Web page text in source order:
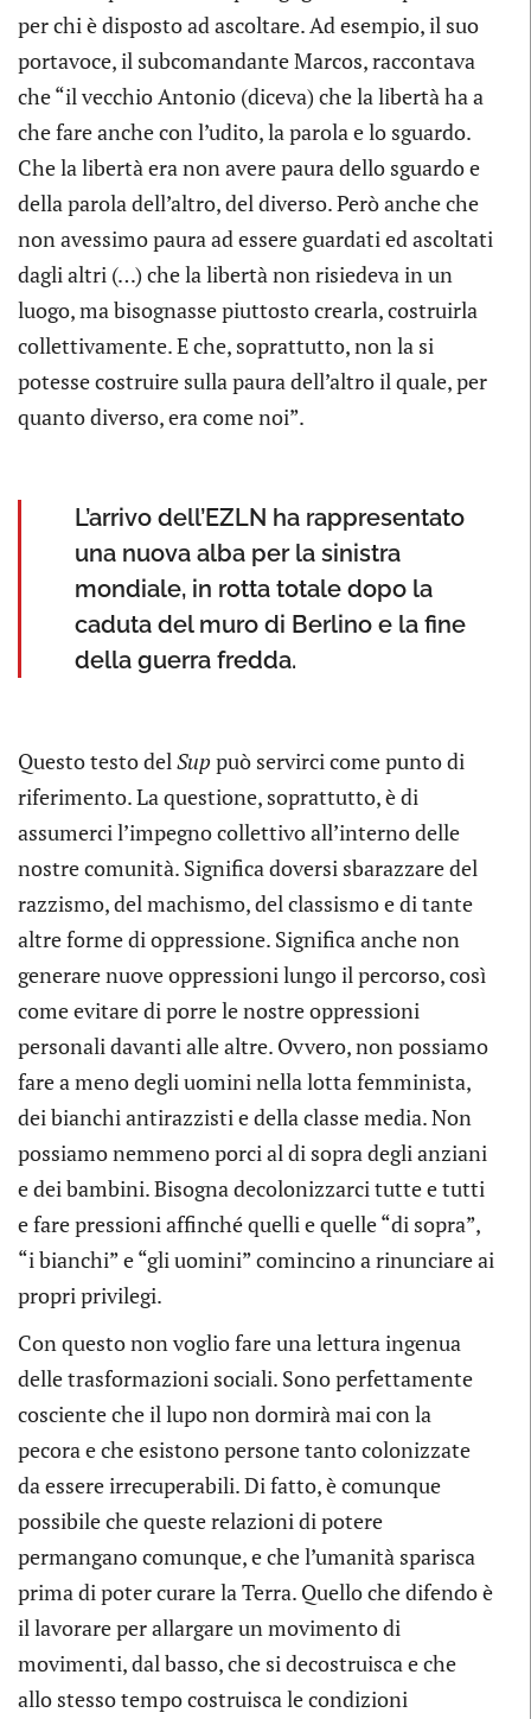
per chi è disposto ad ascoltare. Ad esempio, il suo
portavoce, il subcomandante Marcos, raccontava
che “il vecchio Antonio (diceva) che la libertà ha a
che fare anche con l’udito, la parola e lo sguardo.
Che la libertà era non avere paura dello sguardo e
della parola dell’altro, del diverso. Però anche che
non avessimo paura ad essere guardati ed ascoltati
dagli altri (…) che la libertà non risiedeva in un
luogo, ma bisognasse piuttosto crearla, costruirla
collettivamente. E che, soprattutto, non la si
potesse costruire sulla paura dell’altro il quale, per
quanto diverso, era come noi”.
L’arrivo dell’EZLN ha rappresentato
una nuova alba per la sinistra
mondiale, in rotta totale dopo la
caduta del muro di Berlino e la fine
della guerra fredda.
Questo testo delSuppuò servirci come punto di
riferimento. La questione, soprattutto, è di
assumerci l’impegno collettivo all’interno delle
nostre comunità. Significa doversi sbarazzare del
razzismo, del machismo, del classismo e di tante
altre forme di oppressione. Significa anche non
generare nuove oppressioni lungo il percorso, così
come evitare di porre le nostre oppressioni
personali davanti alle altre. Ovvero, non possiamo
fare a meno degli uomini nella lotta femminista,
dei bianchi antirazzisti e della classe media. Non
possiamo nemmeno porci al di sopra degli anziani
e dei bambini. Bisogna decolonizzarci tutte e tutti
e fare pressioni affinché quelli e quelle “di sopra”,
“i bianchi” e “gli uomini” comincino a rinunciare ai
propri privilegi.
Con questo non voglio fare una lettura ingenua
delle trasformazioni sociali. Sono perfettamente
cosciente che il lupo non dormirà mai con la
pecora e che esistono persone tanto colonizzate
da essere irrecuperabili. Di fatto, è comunque
possibile che queste relazioni di potere
permangano comunque, e che l’umanità sparisca
prima di poter curare la Terra. Quello che difendo è
il lavorare per allargare un movimento di
movimenti, dal basso, che si decostruisca e che
allo stesso tempo costruisca le condizioni